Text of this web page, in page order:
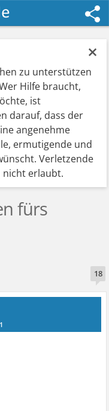
×
zu unterstützen
Hilfe braucht,
ist
darauf, dass der
angenehme
ermutigende und
Verletzende
nicht erlaubt.
fürs
18